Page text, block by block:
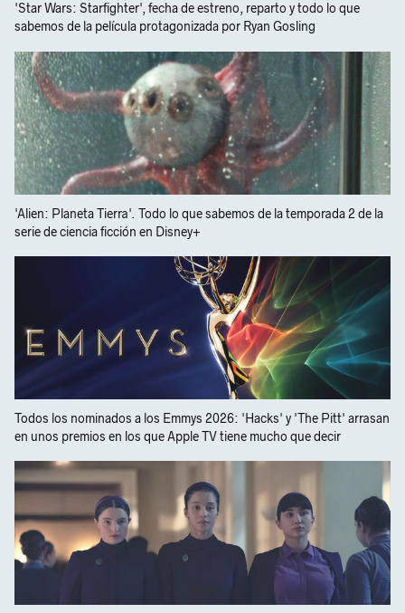
'Star Wars: Starfighter', fecha de estreno, reparto y todo lo que
sabemos de la película protagonizada por Ryan Gosling
'Alien: Planeta Tierra'. Todo lo que sabemos de la temporada 2 de la
serie de ciencia ficción en Disney+
Todos los nominados a los Emmys 2026: 'Hacks' y 'The Pitt' arrasan
en unos premios en los que Apple TV tiene mucho que decir